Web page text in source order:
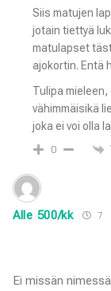
Siis matujen
jotain tiettyä
matulapset
ajokortin. Entä
Tulipa
vähimmäisikä
joka ei voi olla
0
Alle 500/kk 7
Ei missän